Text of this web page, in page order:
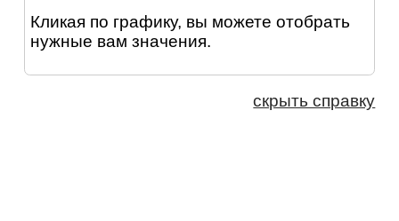
Кликая по графику, вы можете отобрать
нужные вам значения.
скрыть справку